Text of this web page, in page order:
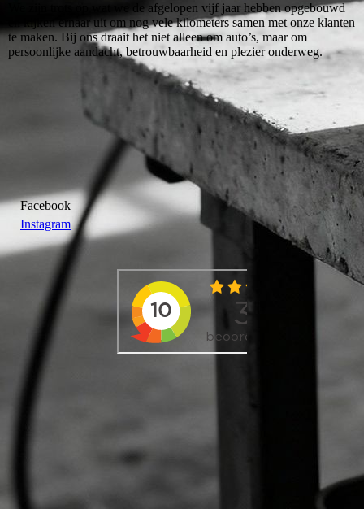
We zijn trots op wat we de afgelopen vijf jaar hebben opgebouwd
en kijken ernaar uit om nog vele kilometers samen met onze klanten
te maken. Bij ons draait het niet alleen om auto’s, maar om
persoonlijke aandacht, betrouwbaarheid en plezier onderweg.
Facebook
Instagram